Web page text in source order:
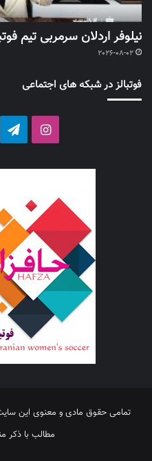
نیلوفر اردلان سرمربی تیم
2026-08-02
فوتبالز در شبکه های اجتماعی
اینستاگرام
تمامی حقوق مادی و معنوی این سایت
مطالب با ذکر